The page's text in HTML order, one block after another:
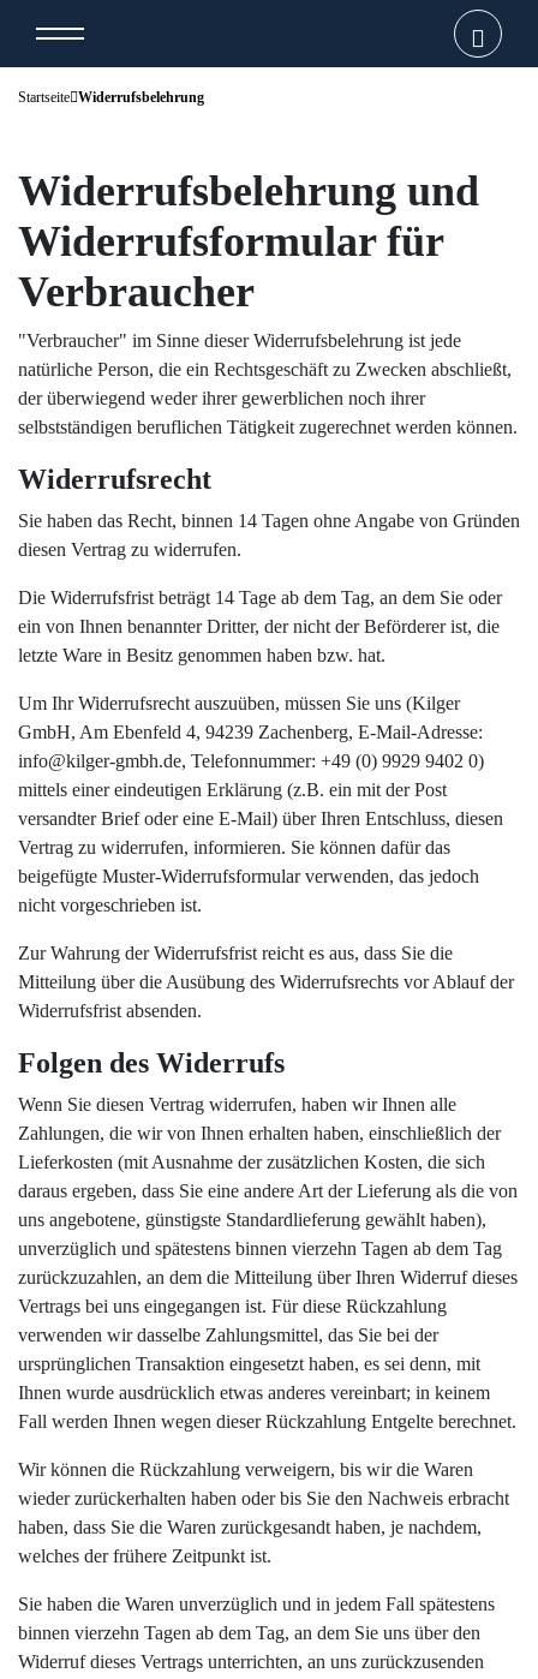
Startseite Widerrufsbelehrung
Widerrufsbelehrung und
Widerrufsformular für
Verbraucher
"Verbraucher" im Sinne dieser Widerrufsbelehrung ist jede
natürliche Person, die ein Rechtsgeschäft zu Zwecken abschließt,
der überwiegend weder ihrer gewerblichen noch ihrer
selbstständigen beruflichen Tätigkeit zugerechnet werden können.
Widerrufsrecht
Sie haben das Recht, binnen 14 Tagen ohne Angabe von Gründen
diesen Vertrag zu widerrufen.
Die Widerrufsfrist beträgt 14 Tage ab dem Tag, an dem Sie oder
ein von Ihnen benannter Dritter, der nicht der Beförderer ist, die
letzte Ware in Besitz genommen haben bzw. hat.
Um Ihr Widerrufsrecht auszuüben, müssen Sie uns (Kilger
GmbH, Am Ebenfeld 4, 94239 Zachenberg, E-Mail-Adresse:
info@kilger-gmbh.de, Telefonnummer: +49 (0) 9929 9402 0)
mittels einer eindeutigen Erklärung (z.B. ein mit der Post
versandter Brief oder eine E-Mail) über Ihren Entschluss, diesen
Vertrag zu widerrufen, informieren. Sie können dafür das
beigefügte Muster-Widerrufsformular verwenden, das jedoch
nicht vorgeschrieben ist.
Zur Wahrung der Widerrufsfrist reicht es aus, dass Sie die
Mitteilung über die Ausübung des Widerrufsrechts vor Ablauf der
Widerrufsfrist absenden.
Folgen des Widerrufs
Wenn Sie diesen Vertrag widerrufen, haben wir Ihnen alle
Zahlungen, die wir von Ihnen erhalten haben, einschließlich der
Lieferkosten (mit Ausnahme der zusätzlichen Kosten, die sich
daraus ergeben, dass Sie eine andere Art der Lieferung als die von
uns angebotene, günstigste Standardlieferung gewählt haben),
unverzüglich und spätestens binnen vierzehn Tagen ab dem Tag
zurückzuzahlen, an dem die Mitteilung über Ihren Widerruf dieses
Vertrags bei uns eingegangen ist. Für diese Rückzahlung
verwenden wir dasselbe Zahlungsmittel, das Sie bei der
ursprünglichen Transaktion eingesetzt haben, es sei denn, mit
Ihnen wurde ausdrücklich etwas anderes vereinbart; in keinem
Fall werden Ihnen wegen dieser Rückzahlung Entgelte berechnet.
Wir können die Rückzahlung verweigern, bis wir die Waren
wieder zurückerhalten haben oder bis Sie den Nachweis erbracht
haben, dass Sie die Waren zurückgesandt haben, je nachdem,
welches der frühere Zeitpunkt ist.
Sie haben die Waren unverzüglich und in jedem Fall spätestens
binnen vierzehn Tagen ab dem Tag, an dem Sie uns über den
Widerruf dieses Vertrags unterrichten, an uns zurückzusenden